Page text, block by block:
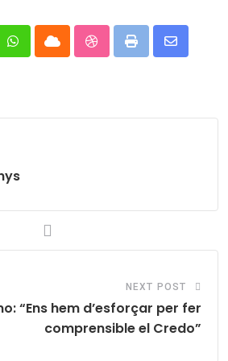
WhatsappCloud StumbleUpon
Print
Share
NEXT POST
“Ens hem d’esforçar per fer
comprensible el Credo”